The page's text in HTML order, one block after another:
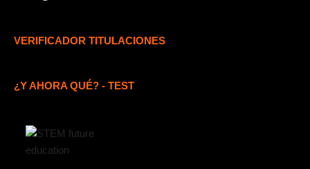
VERIFICADOR TITULACIONES
¿Y AHORA QUÉ? - TEST